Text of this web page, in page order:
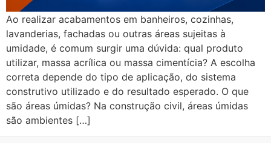
Ao realizar acabamentos em banheiros, cozinhas,
lavanderias, fachadas ou outras áreas sujeitas à
umidade, é comum surgir uma dúvida: qual produto
utilizar, massa acrílica ou massa cimentícia? A escolha
correta depende do tipo de aplicação, do sistema
construtivo utilizado e do resultado esperado. O que
são áreas úmidas? Na construção civil, áreas úmidas
são ambientes […]